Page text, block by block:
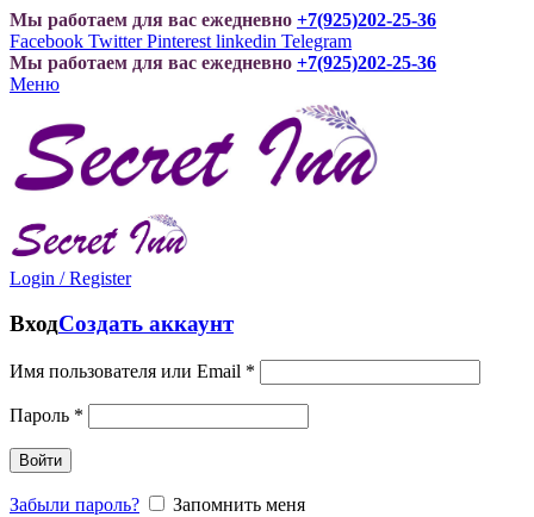
Мы работаем для вас ежедневно +7(925)202-25-36
Facebook Twitter Pinterest linkedin Telegram
Мы работаем для вас ежедневно +7(925)202-25-36
Меню
Login / Register
ВходСоздать аккаунт
Имя пользователя или Email *
Пароль *
Войти
Забыли пароль?
Запомнить меня